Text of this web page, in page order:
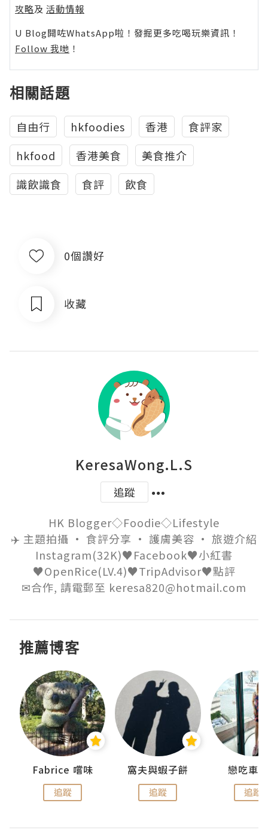
攻略及 活動情報
U Blog開咗WhatsApp啦！發掘更多吃喝玩樂資訊！
Follow 我哋 ！
相關話題
自由行 hkfoodies 香港
食評家
hkfood
香港美食
美食推介
識飲識食
食評 飲食
0個讚好
收藏
KeresaWong.L.S
追蹤
HK Blogger◇Foodie◇Lifestyle
✈️ 主題拍攝 • 食評分享 • 護膚美容 • 旅遊介紹
Instagram(32K)♥Facebook♥小紅書
♥OpenRice(LV.4)♥TripAdvisor♥點評
✉合作, 請電郵至 keresa820@hotmail.com
推薦博客
Fabrice 嚐味
追蹤
窩夫與蝦子餅
追蹤
戀吃車
追蹤